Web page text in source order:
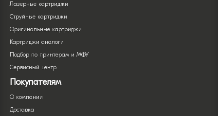
Лазерные картриджи
Струйные картриджи
Оригинальные картриджи
Картриджи аналоги
Подбор по принтерам и МФУ
Сервисный центр
Покупателям
О компании
Доставка